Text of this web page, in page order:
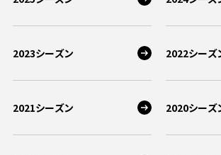
2023シーズン 2022シーズ
2021シーズン 2020シーズ